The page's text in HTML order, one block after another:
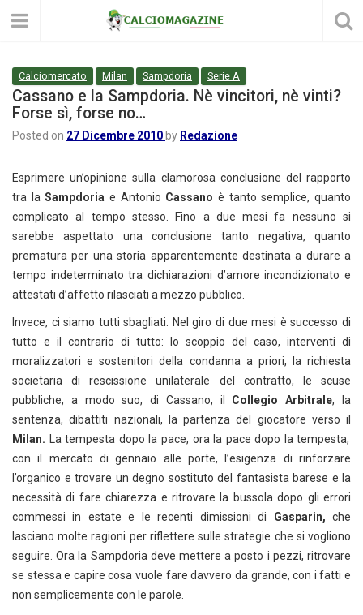
Calciomercato Milan Sampdoria Serie A
Cassano e la Sampdoria. Nè vincitori, nè vinti?
Forse sì, forse no…
Posted on 27 Dicembre 2010 by Redazione
Esprimere un’opinione sulla clamorosa conclusione del rapporto
tra la Sampdoriae Antonio Cassano è tanto semplice, quanto
complicato al tempo stesso. Fino a due mesi fa nessuno si
sarebbe aspettato una conclusione tanto negativa, quanto
prematura per una storia apparentemente destinata a durare a
tempo indeterminato tra dichiarazioni d’amore incondizionato e
attestati d’affetto rilasciati a mezzo pubblico.
Invece, ci siamo tutti sbagliati. Nel giro di due mesi è successo di
tutto e il contrario di tutto: lo scoppio del caso, interventi di
moralizzatori e sostenitori della condanna a priori, la richiesta
societaria di rescissione unilaterale del contratto, le scuse
pubbliche, a modo suo, di Cassano, il Collegio Arbitrale, la
sentenza, dibattiti nazionali, la partenza del giocatore verso il
Milan. La tempesta dopo la pace, ora la pace dopo la tempesta,
con il mercato di gennaio alle porte, l’esigenza di rinforzare
l’organico e trovare un degno sostituto del fantasista barese e la
necessità di fare chiarezza e ritrovare la bussola dopo gli errori
commessi in estate e le recenti dimissioni di Gasparin, che
lasciano molte ragioni per riflettere sulle strategie che si vogliono
seguire. Ora la Sampdoria deve mettere a posto i pezzi, ritrovare
se stessa e capire cosa vuole fare davvero da grande, con i fatti e
non semplicemente con le parole.